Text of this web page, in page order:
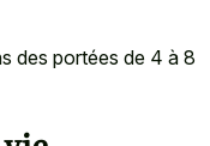
des portées de 4 à 8